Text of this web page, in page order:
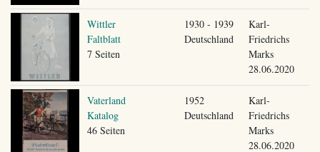
Wittler
Faltblatt
7 Seiten
1930 - 1939
Deutschland
Karl-
Friedrichs
Marks
28.06.2020
Vaterland
Katalog
46 Seiten
1952
Deutschland
Karl-
Friedrichs
Marks
28.06.2020